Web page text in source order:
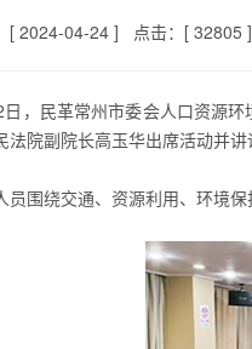
[ 2024-04-24 ] 点击：[ 32805 ]
，民革常州市委会人口资源
法院副院长高玉华出席活动并讲
员围绕交通、资源利用、环境